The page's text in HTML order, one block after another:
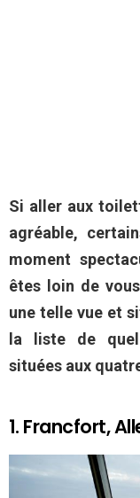
Si aller aux
agréable,
moment
êtes loin de
une telle vue et
la liste de
situées aux
1. Francfort,